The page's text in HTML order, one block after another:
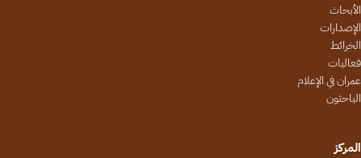
الأبحاث
الإصدارات
الخرائط
فعاليات
عمران في الإعلام
الباحثون
المركز